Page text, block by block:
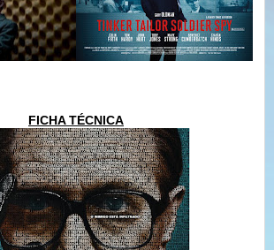
FICHA TÉCNICA